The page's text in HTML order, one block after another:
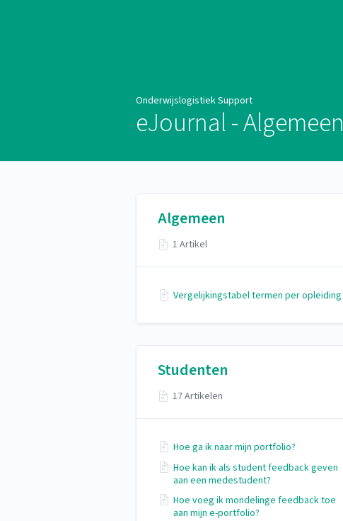
Onderwijslogistiek Support
eJournal - Algemeen
Algemeen
1 Artikel
Vergelijkingstabel termen per opleiding
Studenten
17 Artikelen
Hoe ga ik naar mijn portfolio?
Hoe kan ik als student feedback geven
aan een medestudent?
Hoe voeg ik mondelinge feedback toe
aan mijn e-portfolio?